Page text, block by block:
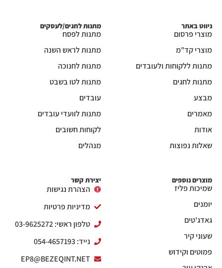
ניווט באתר
מוצרי פרסום
מוצרי קד"מ
מתנות ללקוחות ולעובדים
מתנות לחגים
מבצע
מאמרים
אודות
שאלות נפוצות
מתנות לחגים/לעסקים
מתנות לפסח
מתנות לראש השנה
מתנות לחנוכה
מתנות לטו בשבט
עובדים
מתנות לוועדי עובדים
לקוחות חשובים
מנהלים
מוצרים נוספים
שמיכות פליז
יומנים
גאדג'טים
שעוני קיר
פמוטים וקידוש
יצירת קשר
הצהרת נגישות
מדיניות פרטיות
טלפון ראשי: 03-9625272
נייד: 054-4657193
EP8@BEZEQINT.NET